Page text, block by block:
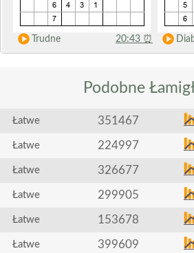
Trudne 20:43 ⏰
Podobne
Łatwe 351467
Łatwe 224997
Łatwe 326677
Łatwe 299905
Łatwe 153678
Łatwe 399609